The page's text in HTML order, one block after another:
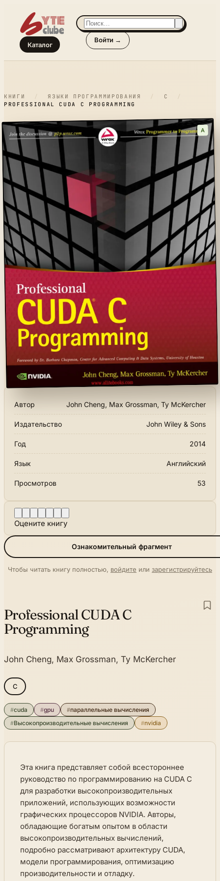
Каталог
Войти →
КНИГИ / ЯЗЫКИ ПРОГРАММИРОВАНИЯ / C
/
PROFESSIONAL CUDA C PROGRAMMING
A
Автор John Cheng, Max Grossman, Ty McKercher
Издательство John Wiley & Sons
Год 2014
Язык Английский
Просмотров 53
Оцените книгу
Ознакомительный фрагмент
Чтобы читать книгу полностью, войдите или зарегистрируйтесь
Professional CUDA C
Programming
John Cheng, Max Grossman, Ty McKercher
C
#cuda #gpu #параллельные вычисления
#Высокопроизводительные вычисления #nvidia
Эта книга представляет собой всестороннее
руководство по программированию на CUDA C
для разработки высокопроизводительных
приложений, использующих возможности
графических процессоров NVIDIA. Авторы,
обладающие богатым опытом в области
высокопроизводительных вычислений,
подробно рассматривают архитектуру CUDA,
модели программирования, оптимизацию
производительности и отладку.